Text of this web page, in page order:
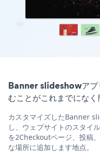
Banner slideshowア
むことがこれまでにな
カスタマイズしたBanner
し、ウェブサイトのスタイ
を2Checkoutページ、投稿
な場所に追加します地点。